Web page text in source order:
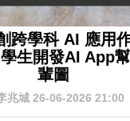
跨學科 AI 應用
生開發AI App
輩圖
兆城 26-06-2026 21:00